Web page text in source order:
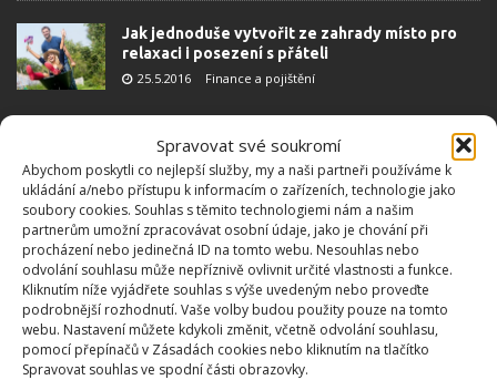
Spravovat své soukromí
Abychom poskytli co nejlepší služby, my a naši partneři používáme k
ukládání a/nebo přístupu k informacím o zařízeních, technologie jako
soubory cookies. Souhlas s těmito technologiemi nám a našim
partnerům umožní zpracovávat osobní údaje, jako je chování při
procházení nebo jedinečná ID na tomto webu. Nesouhlas nebo
odvolání souhlasu může nepříznivě ovlivnit určité vlastnosti a funkce.
Kliknutím níže vyjádřete souhlas s výše uvedeným nebo proveďte
podrobnější rozhodnutí. Vaše volby budou použity pouze na tomto
webu. Nastavení můžete kdykoli změnit, včetně odvolání souhlasu,
pomocí přepínačů v Zásadách cookies nebo kliknutím na tlačítko
Spravovat souhlas ve spodní části obrazovky.
Jak jednoduše vytvořit ze zahrady místo pro
relaxaci i posezení s přáteli
25.5.2016 Finance a pojištění
ZAHRADA VE SVAHU
7.4.2016 Zahrada
« 1 … 43 44 45 »